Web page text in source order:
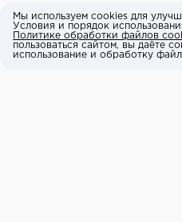
Мы используем cookies для
Условия и порядок
Политике обработки файлов
пользоваться сайтом, вы даёте
использование и обработку